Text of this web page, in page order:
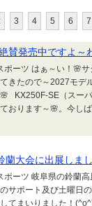
3 4 5 6 7
賛発売中ですよ～
ポーツ はぁ～い！🌸
きたので～2027モデ
KX250F-SE（スー
おります～🌸。今し
蘭大会に出展しま
ポーツ 岐阜県の鈴蘭
サポート及び土曜日
てまいりました！